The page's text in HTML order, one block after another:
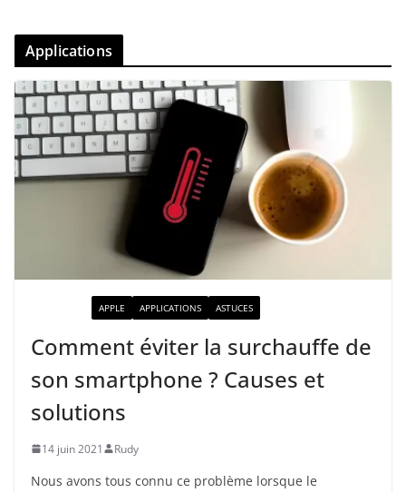
Applications
APPLE APPLICATIONS ASTUCES
Comment éviter la surchauffe de
son smartphone ? Causes et
solutions
14 juin 2021 Rudy
Nous avons tous connu ce problème lorsque le